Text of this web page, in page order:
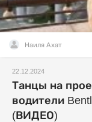
Наиля Ахат
22.12.2024
Танцы на
водители
(ВИДЕО)